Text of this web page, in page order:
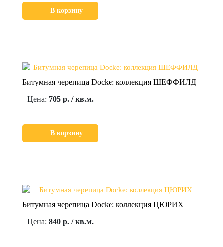
В корзину
Битумная черепица Docke: коллекция ШЕФФИЛД
Цена: 705 р. / кв.м.
В корзину
Битумная черепица Docke: коллекция ЦЮРИХ
Цена: 840 р. / кв.м.